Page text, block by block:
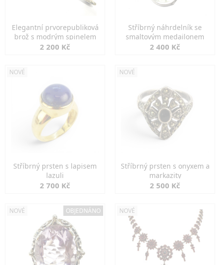
Elegantní prvorepubliková
brož s modrým spinelem
2 200 Kč
Stříbrný náhrdelník se
smaltovým medailonem
2 400 Kč
NOVÉ
Stříbrný prsten s lapisem
lazuli
2 700 Kč
NOVÉ
Stříbrný prsten s onyxem a
markazity
2 500 Kč
NOVÉ OBJEDNÁNO NOVÉ